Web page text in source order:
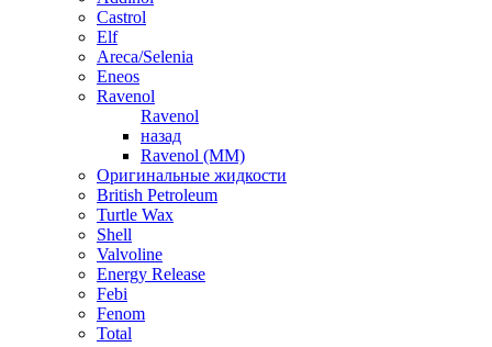
Castrol
Elf
Areca/Selenia
Eneos
Ravenol
Ravenol
назад
Ravenol (ММ)
Оригинальные жидкости
British Petroleum
Turtle Wax
Shell
Valvoline
Energy Release
Febi
Fenom
Total